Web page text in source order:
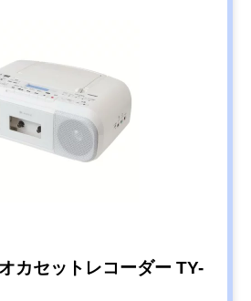
山善)
CDラジカ
C700
好きなフレーズ部
分の再生が可能
カセットレコーダー TY-